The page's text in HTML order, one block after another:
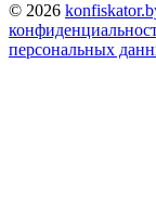
© 2026
персональных